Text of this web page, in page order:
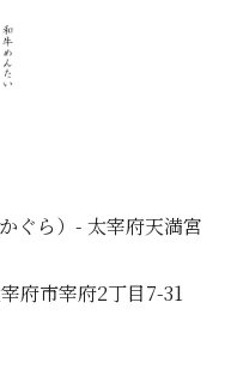
ぐら）- 太宰府天満宮
府市宰府2丁目7-31